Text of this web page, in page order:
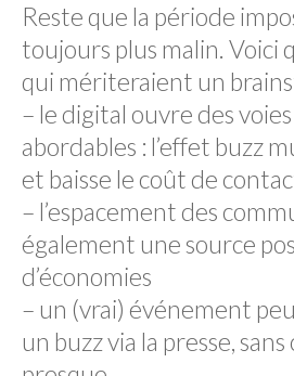
Reste que la période
toujours plus malin. Voici
qui mériteraient un
– le digital ouvre des
abordables : l’effet buzz
et baisse le coût de
– l’espacement des
également une source
d’économies
– un (vrai) événement
un buzz via la presse,